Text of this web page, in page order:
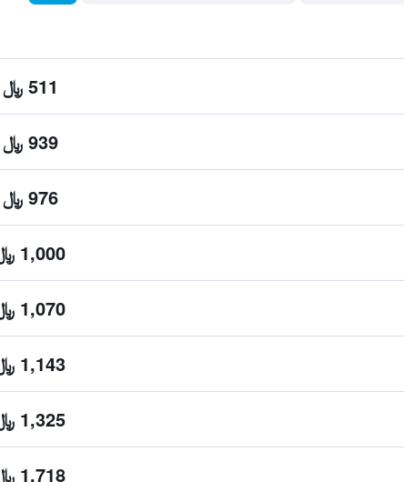
511 ﷼
939 ﷼
976 ﷼
1,000 ﷼
1,070 ﷼
1,143 ﷼
1,325 ﷼
1,718 ﷼